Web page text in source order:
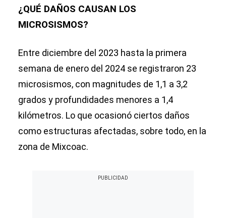
¿QUÉ DAÑOS CAUSAN LOS
MICROSISMOS?
Entre diciembre del 2023 hasta la primera
semana de enero del 2024 se registraron 23
microsismos, con magnitudes de 1,1 a 3,2
grados y profundidades menores a 1,4
kilómetros. Lo que ocasionó ciertos daños
como estructuras afectadas, sobre todo, en la
zona de Mixcoac.